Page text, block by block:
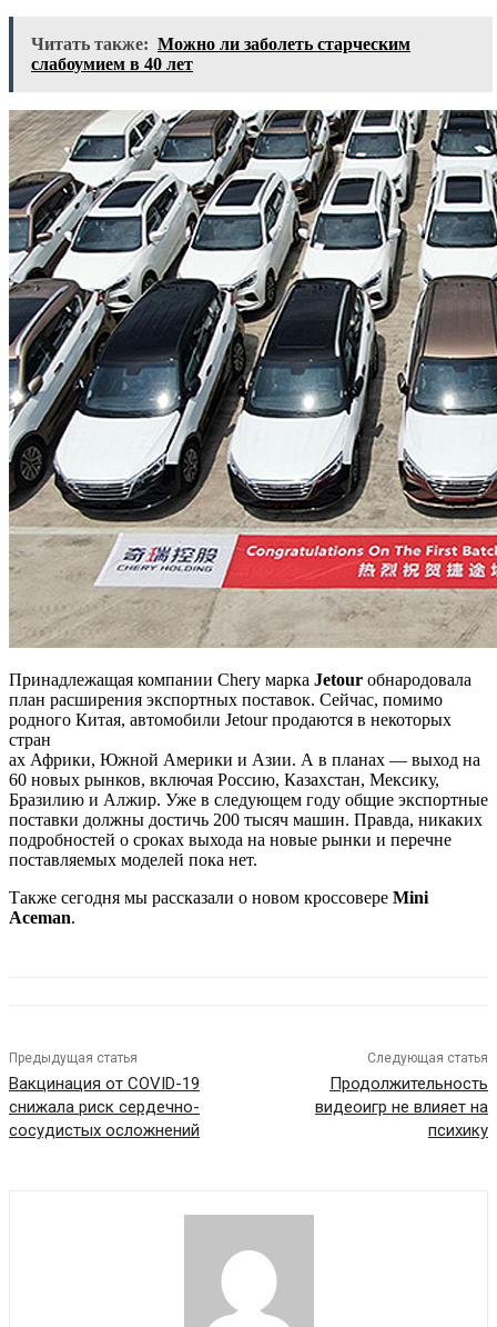
Читать также: Можно ли заболеть старческим
слабоумием в 40 лет
Принадлежащая компании Chery марка Jetour обнародовала
план расширения экспортных поставок. Сейчас, помимо
родного Китая, автомобили Jetour продаются в некоторых
стран
ах Африки, Южной Америки и Азии. А в планах — выход на
60 новых рынков, включая Россию, Казахстан, Мексику,
Бразилию и Алжир. Уже в следующем году общие экспортные
поставки должны достичь 200 тысяч машин. Правда, никаких
подробностей о сроках выхода на новые рынки и перечне
поставляемых моделей пока нет.
Также сегодня мы рассказали о новом кроссовере Mini
Aceman.
Предыдущая статья
Вакцинация от COVID-19
снижала риск сердечно-
сосудистых осложнений
Следующая статья
Продолжительность
видеоигр не влияет на
психику